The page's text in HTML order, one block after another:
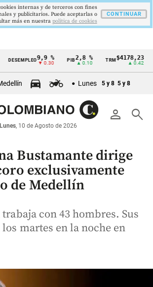
9,9 %
▼ 0.30
PIB 2,8 %
▲ 0.10
TRM $4178,23
▲ 0.42
IPC
Lunes 5 y 8 5 y 8
person search
Lunes, 10 de Agosto de 2026
Bustamante dirige
exclusivamente
de Medellín
con 43 hombres. Sus
los martes en la noche en
internas y de terceros con fines
y publicitarios. Puede aceptarlas o
más en nuestra politica de cookies
CONTINUAR